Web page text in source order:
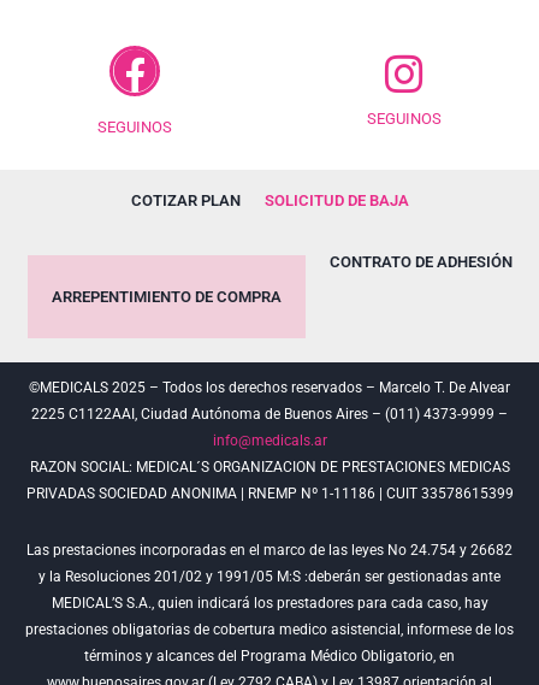
SEGUINOS SEGUINOS
COTIZAR PLAN SOLICITUD DE BAJA
ARREPENTIMIENTO DE COMPRA
CONTRATO DE ADHESIÓN
©MEDICALS 2025 – Todos los derechos reservados – Marcelo T. De Alvear
2225 C1122AAI, Ciudad Autónoma de Buenos Aires – (011) 4373-9999 –
info@medicals.ar
RAZON SOCIAL: MEDICAL´S ORGANIZACION DE PRESTACIONES MEDICAS
PRIVADAS SOCIEDAD ANONIMA | RNEMP Nº 1-11186 | CUIT 33578615399
Las prestaciones incorporadas en el marco de las leyes No 24.754 y 26682
y la Resoluciones 201/02 y 1991/05 M:S :deberán ser gestionadas ante
MEDICAL’S S.A., quien indicará los prestadores para cada caso, hay
prestaciones obligatorias de cobertura medico asistencial, informese de los
términos y alcances del Programa Médico Obligatorio, en